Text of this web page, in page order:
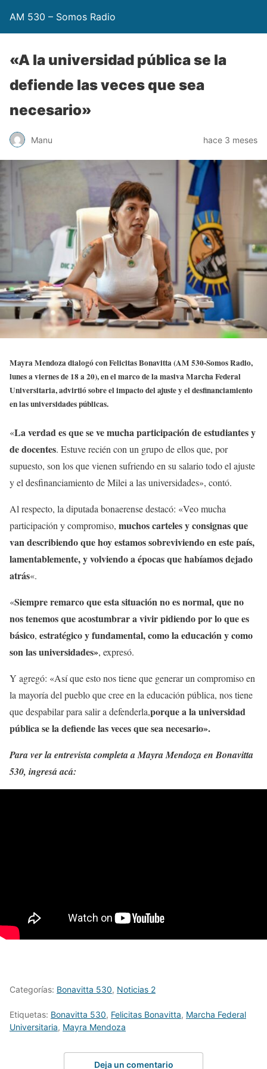
AM 530 – Somos Radio
«A la universidad pública se la
defiende las veces que sea
necesario»
Manu hace 3 meses
Mayra Mendoza dialogó con Felicitas Bonavitta (AM 530-Somos Radio,
lunes a viernes de 18 a 20), en el marco de la masiva Marcha Federal
Universitaria, advirtió sobre el impacto del ajuste y el desfinanciamiento
en las universidades públicas.
«La verdad es que se ve mucha participación de estudiantes y
de docentes. Estuve recién con un grupo de ellos que, por
supuesto, son los que vienen sufriendo en su salario todo el ajuste
y el desfinanciamiento de Milei a las universidades», contó.
Al respecto, la diputada bonaerense destacó: «Veo mucha
participación y compromiso, muchos carteles y consignas que
van describiendo que hoy estamos sobreviviendo eneste país,
lamentablemente, y volviendo a épocas que habíamos dejado
atrás«.
«Siempre remarco que esta situación no es normal, que no
nos tenemos que acostumbrar a vivir pidiendo por lo que es
básico, estratégico y fundamental, como la educación y como
son las universidades», expresó.
Y agregó: «Así que esto nos tiene que generar un compromiso en
la mayoría del pueblo que cree en la educación pública, nos tiene
que despabilar para salir a defenderla,porque a la universidad
pública se la defiende las veces que sea necesario».
Para ver la entrevista completa a Mayra Mendoza en Bonavitta
530, ingresá acá:
Categorías: Bonavitta 530, Noticias 2
Etiquetas: Bonavitta 530, Felicitas Bonavitta, Marcha Federal
Universitaria, Mayra Mendoza
Deja un comentario